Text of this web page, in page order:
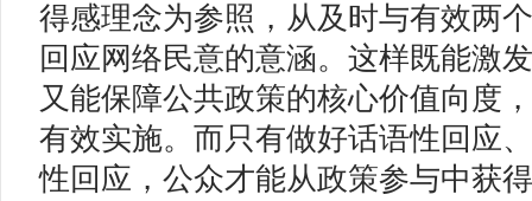
得感理念为参照，从及时与有效两
回应网络民意的意涵。这样既能激
又能保障公共政策的核心价值向度
有效实施。而只有做好话语性回应
性回应，公众才能从政策参与中获